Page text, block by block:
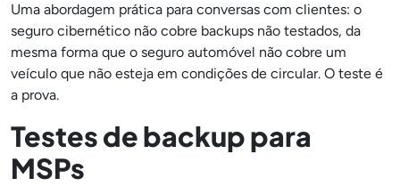
Uma abordagem prática para conversas com clientes: o
seguro cibernético não cobre backups não testados, da
mesma forma que o seguro automóvel não cobre um
veículo que não esteja em condições de circular. O teste é
a prova.
Testes de backup para
MSPs